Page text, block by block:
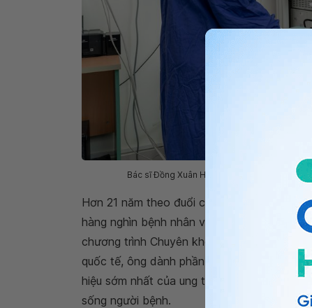
Bác sĩ Đồng Xuân Hà luôn trăn trở với những
Hơn 21 năm theo đuổi chuyên ngành Nội
hàng nghìn bệnh nhân với nhiều hoàn cảnh
chương trình Chuyên khoa II và thường
quốc tế, ông dành phần lớn hành trình
hiệu sớm nhất của ung thư khi bệnh vẫn
sống người bệnh.